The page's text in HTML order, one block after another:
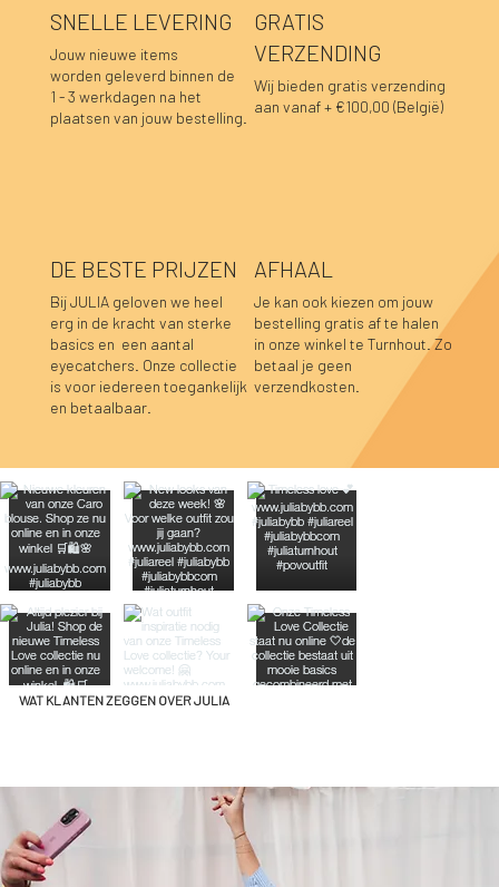
Hannah top choco
Prijs
€ 39,95
Caro blouse beige
Prijs
€ 44,95
Caro blouse kaki
Prijs
€ 44,95
Caro blouse donkerblauw
Prijs
€ 44,95
Caro blouse choco
Prijs
€ 44,95
Pauline top bordeaux
Prijs
€ 59,95
Lucia longsleeve roze-rood
Prijs
€ 39,95
Gitta jurk gestreept donkerblauw
Prijs
€ 44,95
Ana jurk choco
Prijs
€ 44,95
Ana jurk olijfgroen
Prijs
€ 44,95
Nele top roest
Prijs
€ 39,95
Billy ketting lichtblauw
Prijs
€ 29,95
Caro blouse prune
Niet op voorraad
Caro blouse bordeaux
Niet op voorraad
Pauline top donkerblauw
Niet op voorraad
SNELLE LEVERING
Jouw nieuwe items
worden geleverd binnen de
1 - 3 werkdagen na het
plaatsen van jouw bestelling.
GRATIS
VERZENDING
Wij bieden gratis verzending
aan vanaf + €100,00 (België)
DE BESTE PRIJZEN
Bij JULIA geloven we heel
erg in de kracht van sterke
basics en een aantal
eyecatchers. Onze collectie
is voor iedereen toegankelijk
en betaalbaar.
AFHAAL
Je kan ook kiezen om jouw
bestelling gratis af te halen
in onze winkel te Turnhout. Zo
betaal je geen
verzendkosten.
WAT KLANTEN ZEGGEN OVER JULIA